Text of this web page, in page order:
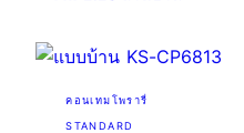
คอนเทมโพรารี่
STANDARD